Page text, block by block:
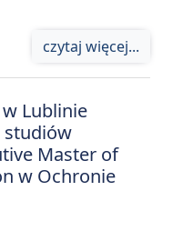
czytaj więcej...
Lublinie
studiów
Master of
w Ochronie